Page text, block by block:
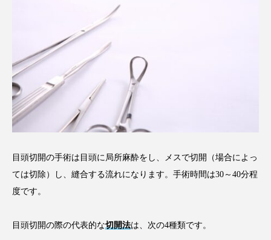
目頭切開の手術は目頭に局所麻酔をし、メスで切開（場合によっ
ては切除）し、縫合する流れになります。手術時間は30～40分程
度です。
目頭切開の際の代表的な切開法は、次の4種類です。